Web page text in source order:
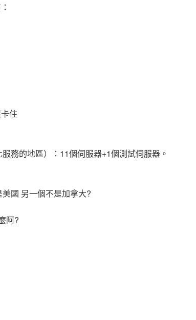
住
務的地區）：11個伺服器+1個測試伺服器。
國 另一個不是加拿大?
阿?